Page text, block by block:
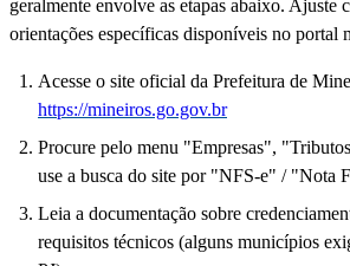
geralmente envolve as etapas abaixo. Ajuste
orientações específicas disponíveis no portal
Acesse o site oficial da Prefeitura de
https://mineiros.go.gov.br
Procure pelo menu "Empresas",
use a busca do site por "NFS-e" / "Nota
Leia a documentação sobre
requisitos técnicos (alguns municípios